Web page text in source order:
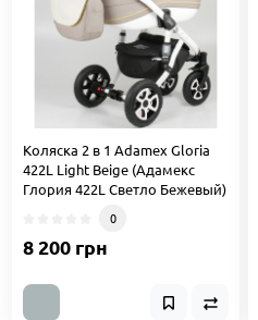
Коляска 2 в 1 Adamex Gloria
422L Light Beige (Адамекс
Глория 422L Светло Бежевый)
0
8 200 грн